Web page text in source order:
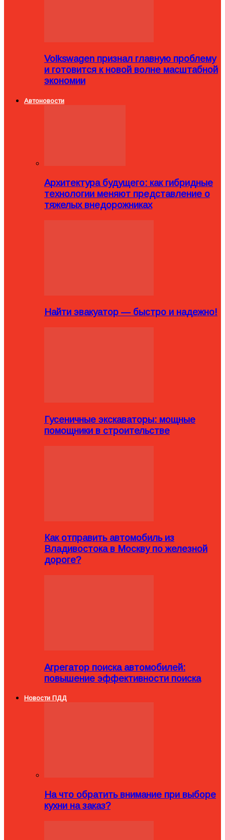
Volkswagen признал главную проблему
и готовится к новой волне масштабной
экономии
Автоновости
Архитектура будущего: как гибридные
технологии меняют представление о
тяжелых внедорожниках
Найти эвакуатор — быстро и надежно!
Гусеничные экскаваторы: мощные
помощники в строительстве
Как отправить автомобиль из
Владивостока в Москву по железной
дороге?
Агрегатор поиска автомобилей:
повышение эффективности поиска
Новости ПДД
На что обратить внимание при выборе
кухни на заказ?